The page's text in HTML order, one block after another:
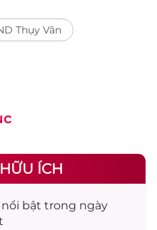
Thụy Vân
ÍCH
nổi bật trong ngày